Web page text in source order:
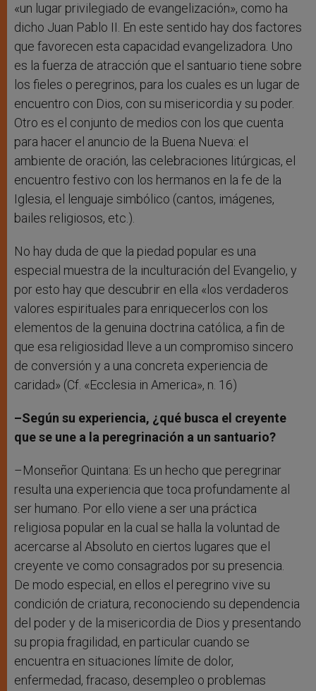
«un lugar privilegiado de evangelización», como ha
dicho Juan Pablo II. En este sentido hay dos factores
que favorecen esta capacidad evangelizadora. Uno
es la fuerza de atracción que el santuario tiene sobre
los fieles o peregrinos, para los cuales es un lugar de
encuentro con Dios, con su misericordia y su poder.
Otro es el conjunto de medios con los que cuenta
para hacer el anuncio de la Buena Nueva: el
ambiente de oración, las celebraciones litúrgicas, el
encuentro festivo con los hermanos en la fe de la
Iglesia, el lenguaje simbólico (cantos, imágenes,
bailes religiosos, etc.).
No hay duda de que la piedad popular es una
especial muestra de la inculturación del Evangelio, y
por esto hay que descubrir en ella «los verdaderos
valores espirituales para enriquecerlos con los
elementos de la genuina doctrina católica, a fin de
que esa religiosidad lleve a un compromiso sincero
de conversión y a una concreta experiencia de
caridad» (Cf. «Ecclesia in America», n. 16)
–Según su experiencia, ¿qué busca el creyente
que se une a la peregrinación a un santuario?
–Monseñor Quintana: Es un hecho que peregrinar
resulta una experiencia que toca profundamente al
ser humano. Por ello viene a ser una práctica
religiosa popular en la cual se halla la voluntad de
acercarse al Absoluto en ciertos lugares que el
creyente ve como consagrados por su presencia.
De modo especial, en ellos el peregrino vive su
condición de criatura, reconociendo su dependencia
del poder y de la misericordia de Dios y presentando
su propia fragilidad, en particular cuando se
encuentra en situaciones límite de dolor,
enfermedad, fracaso, desempleo o problemas